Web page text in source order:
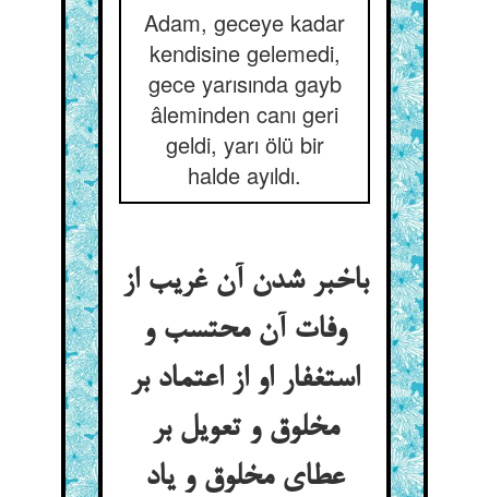
Adam, geceye kadar
kendisine gelemedi,
gece yarısında gayb
âleminden canı geri
geldi, yarı ölü bir
halde ayıldı.
باخبر شدن آن غریب از
وفات آن محتسب و
استغفار او از اعتماد بر
مخلوق و تعویل بر
عطای مخلوق و یاد